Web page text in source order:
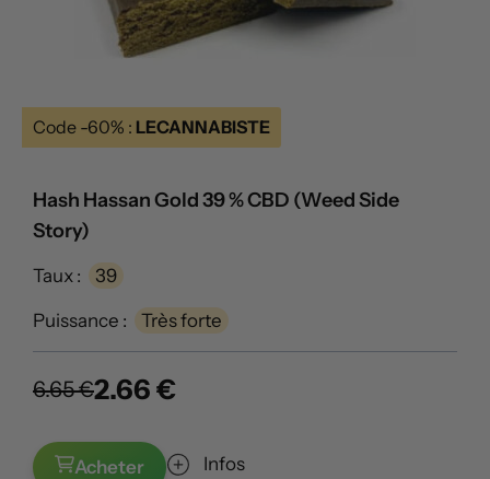
Code -60% : LECANNABISTE
Hash Hassan Gold 39 % CBD (Weed Side
Story)
Taux : 39
Puissance : Très forte
6.65 €2.66 €
Acheter Infos